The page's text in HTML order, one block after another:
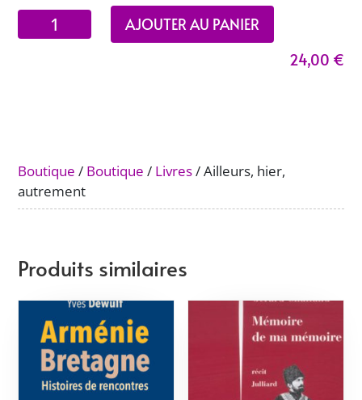
quantité
de
AJOUTER AU PANIER
24,00 €
Boutique / Boutique / Livres/ Ailleurs, hier,
autrement
Produits similaires